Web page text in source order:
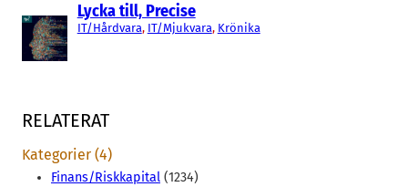
Lycka till, Precise
IT/Hårdvara, IT/Mjukvara, Krönika
RELATERAT
Kategorier (4)
Finans/Riskkapital (1234)